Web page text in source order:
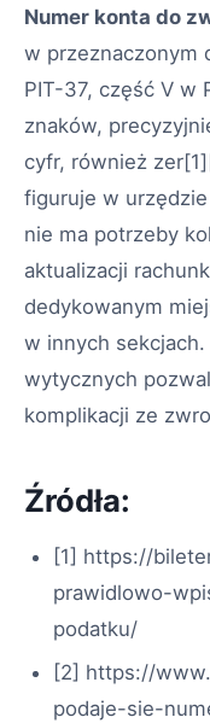
Numer konta do
w przeznaczonym
PIT-37, część V w
znaków,
cyfr, również
figuruje w
nie ma potrzeby
aktualizacji
dedykowanym
w innych
wytycznych
komplikacji ze
Źródła:
[1] https://
prawidlowo-
podatku/
[2] https://
podaje-sie-